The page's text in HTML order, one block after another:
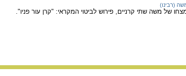
(רבינו)
של משה שתי קרניים, פירוש לביטוי המקראי: "קרן עור פניו".